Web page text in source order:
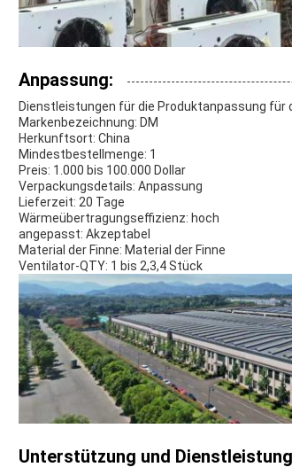
Anpassung:
Dienstleistungen für die Produktanpassung für
Markenbezeichnung: DM
Herkunftsort: China
Mindestbestellmenge: 1
Preis: 1.000 bis 100.000 Dollar
Verpackungsdetails: Anpassung
Lieferzeit: 20 Tage
Wärmeübertragungseffizienz: hoch
angepasst: Akzeptabel
Material der Finne: Material der Finne
Ventilator-QTY: 1 bis 2,3,4 Stück
Unterstützung und